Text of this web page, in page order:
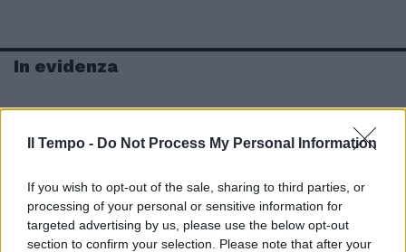
Il Tempo - Do Not Process My Personal Information
If you wish to opt-out of the sale, sharing to third parties, or
processing of your personal or sensitive information for
targeted advertising by us, please use the below opt-out
section to confirm your selection. Please note that after your
In evidenza